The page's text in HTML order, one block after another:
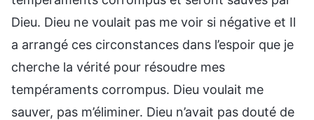
Dieu. Dieu ne voulait pas me voir si négative et Il
a arrangé ces circonstances dans l’espoir que je
cherche la vérité pour résoudre mes
tempéraments corrompus. Dieu voulait me
sauver, pas m’éliminer. Dieu n’avait pas douté de